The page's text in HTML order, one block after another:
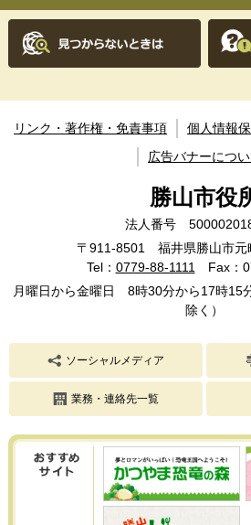
リンク・著作権・免責事項 個人情報
広告バナーにつ
勝山市役
法人番号
〒911-8501 福井県勝山市元
Tel： 0779-88-1111
Fax：
月曜日から金曜日 8時30分から17時15
除く）
ソーシャルメディア
業務・連絡先一覧